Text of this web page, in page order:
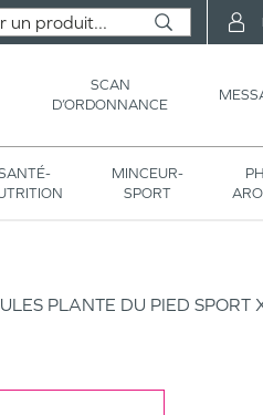
SCAN
D’ORDONNANCE
MINCEUR-
SPORT
PLANTE DU PIED SPORT